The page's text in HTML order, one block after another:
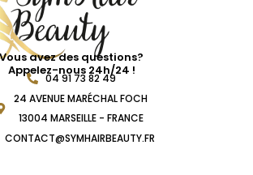
Vous avez des questions?
Appelez-nous 24h/24 !
04 91 73 82 49
24 AVENUE MARÉCHAL FOCH
13004 MARSEILLE - FRANCE
CONTACT@SYMHAIRBEAUTY.FR